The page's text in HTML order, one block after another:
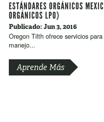
ESTÁNDARES ORGÁNICOS
ORGÁNICOS LPO)
Publicado: Jun 3, 2016
Oregon Tilth ofrece servicios
manejo...
Aprende Más